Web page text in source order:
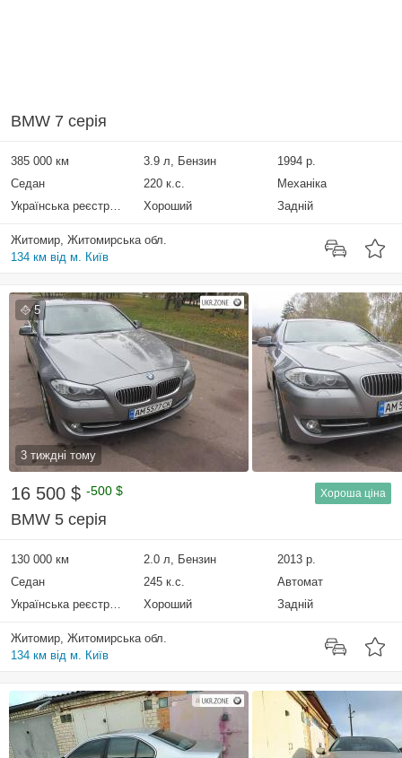
BMW 7 серія
385 000 км 3.9 л, Бензин
1994 р.
Седан
220 к.с.
Механіка
Українська реєстрація
Хороший Задній
Житомир, Житомирська обл.
134 км від м. Київ
5
3 тиждні тому
16 500 $ -500 $ Хороша ціна
BMW 5 серія
130 000 км 2.0 л, Бензин
2013 р.
Седан
245 к.с.
Автомат
Українська реєстрація
Хороший Задній
Житомир, Житомирська обл.
134 км від м. Київ